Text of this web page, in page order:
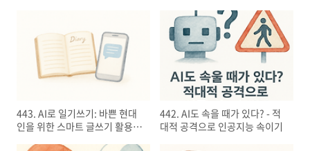
443. AI로 일기쓰기: 바쁜 현대
인을 위한 스마트 글쓰기 활용
442. AI도 속을 때가 있다? - 적
대적 공격으로 인공지능 속이기